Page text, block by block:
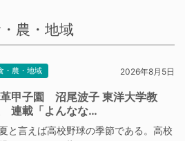
農・地域
・農・地域 2026年8月5日
甲子園 沼尾波子 東洋大学教
連載「よんなな…
と言えば高校野球の季節である。高校